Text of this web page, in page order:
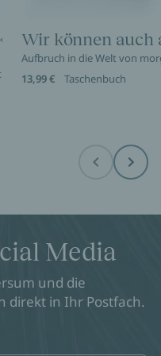
Wir können auch
Aufbruch in die Welt von
13,99 €
Taschenbuch
Before Next
Media
und die
direkt in Ihr Postfach.